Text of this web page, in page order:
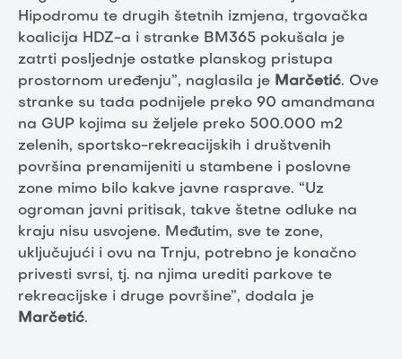
Hipodromu te drugih štetnih izmjena, trgovačka
koalicija HDZ-a i stranke BM365 pokušala je
zatrti posljednje ostatke planskog pristupa
prostornom uređenju”, naglasila je Marčetić. Ove
stranke su tada podnijele preko 90 amandmana
na GUP kojima su željele preko 500.000 m2
zelenih, sportsko-rekreacijskih i društvenih
površina prenamijeniti u stambene i poslovne
zone mimo bilo kakve javne rasprave. “Uz
ogroman javni pritisak, takve štetne odluke na
kraju nisu usvojene. Međutim, sve te zone,
uključujući i ovu na Trnju, potrebno je konačno
privesti svrsi, tj. na njima urediti parkove te
rekreacijske i druge površine”, dodala je
Marčetić.